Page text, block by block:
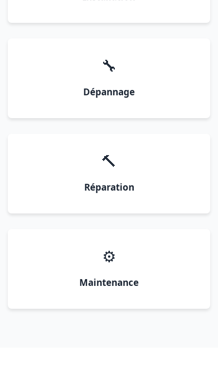
🔧
Dépannage
🔨
Réparation
⚙️
Maintenance